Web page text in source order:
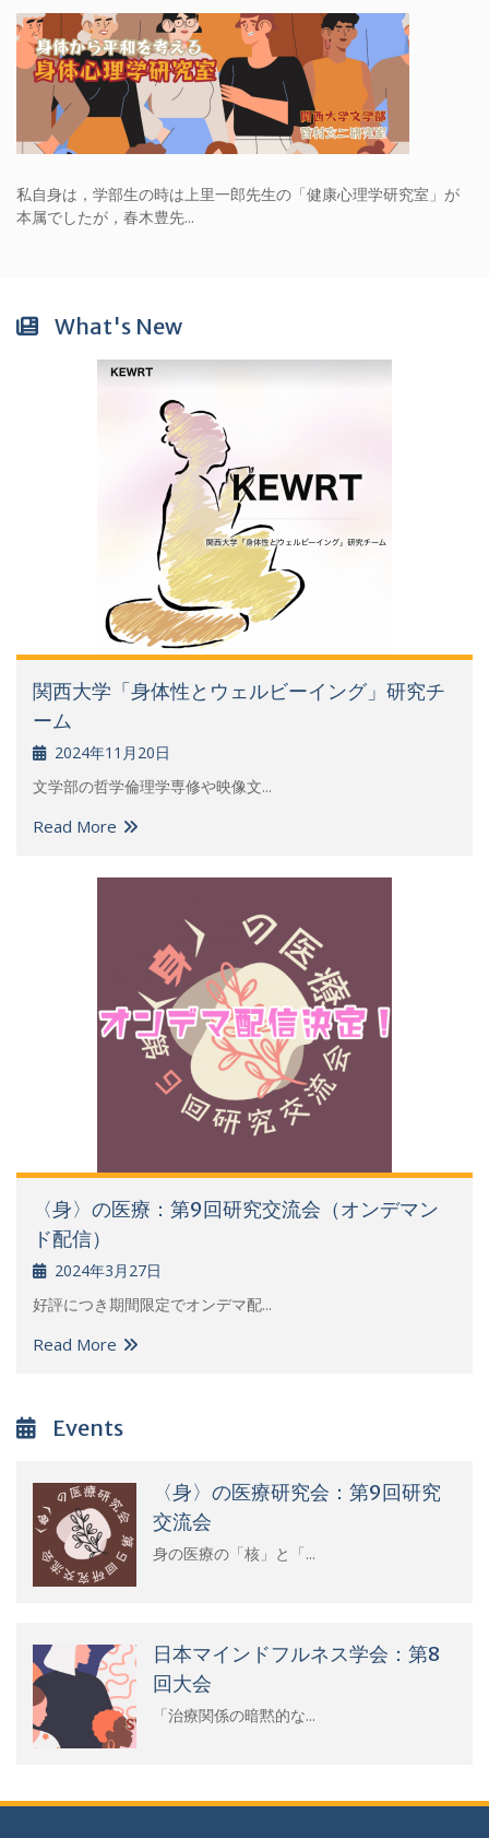
私自身は，学部生の時は上里一郎先生の「健康心理学研究室」が
本属でしたが，春木豊先...
What's New
関西大学「身体性とウェルビーイング」研究チ
ーム
2024年11月20日
文学部の哲学倫理学専修や映像文...
Read More
〈身〉の医療：第9回研究交流会（オンデマン
ド配信）
2024年3月27日
好評につき期間限定でオンデマ配...
Read More
Events
〈身〉の医療研究会：第9回研究
交流会
身の医療の「核」と「...
日本マインドフルネス学会：第8
回大会
「治療関係の暗黙的な...